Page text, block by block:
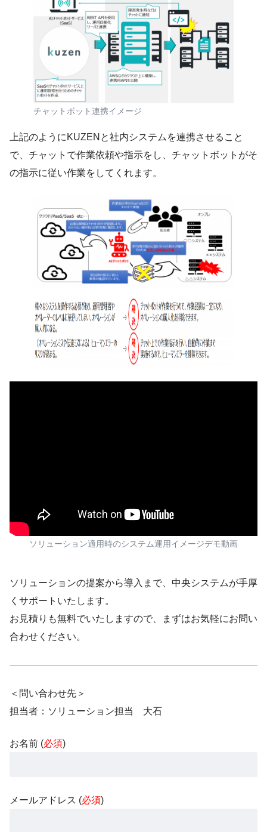
チャットボット連携イメージ
上記のようにKUZENと社内システムを連携させること
で、チャットで作業依頼や指示をし、チャットボットがそ
の指示に従い作業をしてくれます。
ソリューション適用時のシステム運用イメージデモ動画
ソリューションの提案から導入まで、中央システムが手厚
くサポートいたします。
お見積りも無料でいたしますので、まずはお気軽にお問い
合わせください。
＜問い合わせ先＞
担当者：ソリューション担当 大石
お名前 (必須)
メールアドレス (必須)